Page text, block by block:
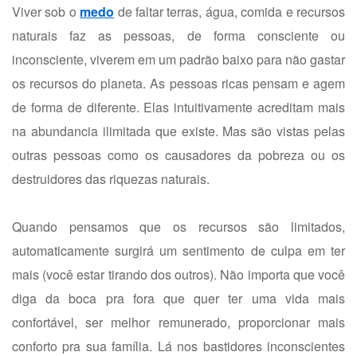
Viver sob o medo de faltar terras, água, comida e recursos
naturais faz as pessoas, de forma consciente ou
inconsciente, viverem em um padrão baixo para não gastar
os recursos do planeta. As pessoas ricas pensam e agem
de forma de diferente. Elas intuitivamente acreditam mais
na abundancia ilimitada que existe. Mas são vistas pelas
outras pessoas como os causadores da pobreza ou os
destruidores das riquezas naturais.
Quando pensamos que os recursos são limitados,
automaticamente surgirá um sentimento de culpa em ter
mais (você estar tirando dos outros). Não importa que você
diga da boca pra fora que quer ter uma vida mais
confortável, ser melhor remunerado, proporcionar mais
conforto pra sua família. Lá nos bastidores inconscientes